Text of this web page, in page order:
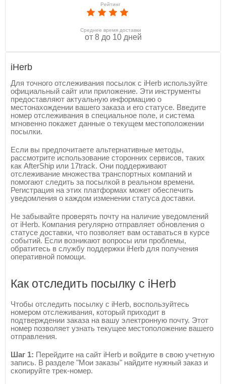
Рейтинг
Среднее время доставки
от 8 до 10 дней
iHerb
Для точного отслеживания посылок с iHerb используйте
официальный сайт или приложение. Эти инструменты
предоставляют актуальную информацию о
местонахождении вашего заказа и его статусе. Введите
номер отслеживания в специальное поле, и система
мгновенно покажет данные о текущем местоположении
посылки.
Если вы предпочитаете альтернативные методы,
рассмотрите использование сторонних сервисов, таких
как AfterShip или 17track. Они поддерживают
отслеживание множества транспортных компаний и
помогают следить за посылкой в реальном времени.
Регистрация на этих платформах может обеспечить
уведомления о каждом изменении статуса доставки.
Не забывайте проверять почту на наличие уведомлений
от iHerb. Компания регулярно отправляет обновления о
статусе доставки, что позволяет вам оставаться в курсе
событий. Если возникают вопросы или проблемы,
обратитесь в службу поддержки iHerb для получения
оперативной помощи.
Как отследить посылку с iHerb
Чтобы отследить посылку с iHerb, воспользуйтесь
номером отслеживания, который приходит в
подтверждении заказа на вашу электронную почту. Этот
номер позволяет узнать текущее местоположение вашего
отправления.
Шаг 1: Перейдите на сайт iHerb и войдите в свою учетную
запись. В разделе "Мои заказы" найдите нужный заказ и
скопируйте трек-номер.